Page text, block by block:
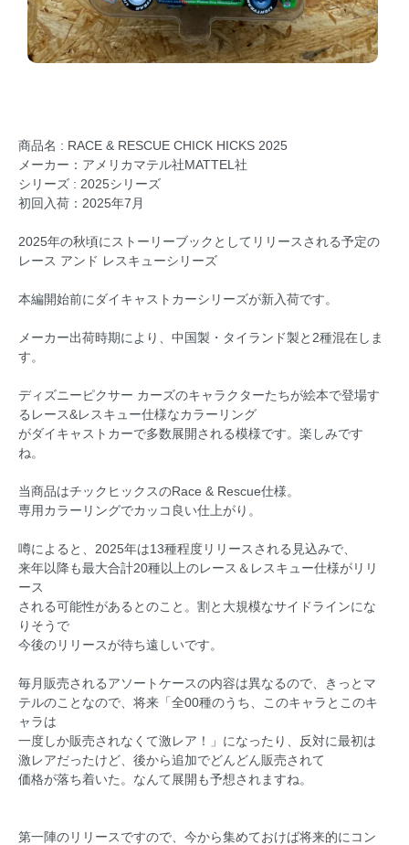
商品名 : RACE & RESCUE CHICK HICKS 2025
メーカー：アメリカマテル社MATTEL社
シリーズ : 2025シリーズ
初回入荷：2025年7月
2025年の秋頃にストーリーブックとしてリリースされる予定の
レース アンド レスキューシリーズ
本編開始前にダイキャストカーシリーズが新入荷です。
メーカー出荷時期により、中国製・タイランド製と2種混在しま
す。
ディズニーピクサー カーズのキャラクターたちが絵本で登場す
るレース&レスキュー仕様なカラーリング
がダイキャストカーで多数展開される模様です。楽しみです
ね。
当商品はチックヒックスのRace & Rescue仕様。
専用カラーリングでカッコ良い仕上がり。
噂によると、2025年は13種程度リリースされる見込みで、
来年以降も最大合計20種以上のレース＆レスキュー仕様がリリ
ース
される可能性があるとのこと。割と大規模なサイドラインにな
りそうで
今後のリリースが待ち遠しいです。
毎月販売されるアソートケースの内容は異なるので、きっとマ
テルのことなので、将来「全00種のうち、このキャラとこのキ
ャラは
一度しか販売されなくて激レア！」になったり、反対に最初は
激レアだったけど、後から追加でどんどん販売されて
価格が落ち着いた。なんて展開も予想されますね。
第一陣のリリースですので、今から集めておけば将来的にコン